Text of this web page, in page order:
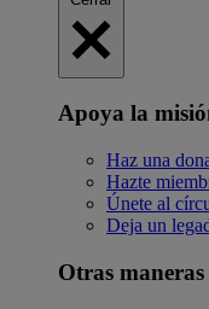
Apoya la
Haz una
Hazte
Únete al
Deja un
Otras